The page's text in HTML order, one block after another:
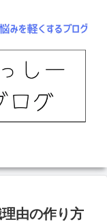
理由の作り方